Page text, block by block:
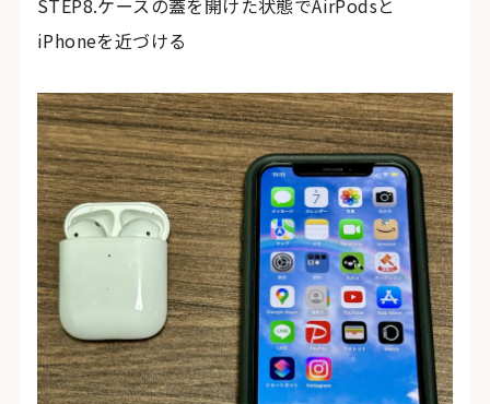
STEP8.ケースの蓋を開けた状態でAirPodsと
iPhoneを近づける